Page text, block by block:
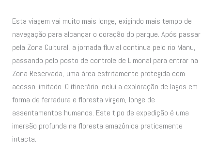
Esta viagem vai muito mais longe, exigindo mais tempo de
navegação para alcançar o coração do parque. Após passar
pela Zona Cultural, a jornada fluvial continua pelo rio Manu,
passando pelo posto de controle de Limonal para entrar na
Zona Reservada, uma área estritamente protegida com
acesso limitado. O itinerário inclui a exploração de lagos em
forma de ferradura e floresta virgem, longe de
assentamentos humanos. Este tipo de expedição é uma
imersão profunda na floresta amazônica praticamente
intacta.